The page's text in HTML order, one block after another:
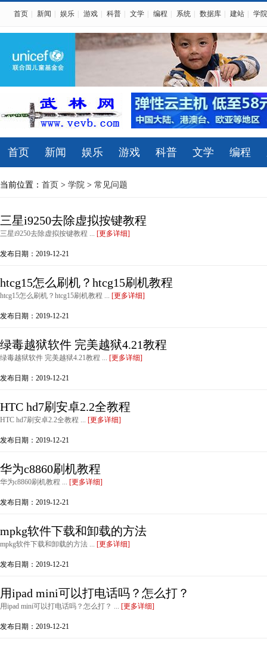
首页 新闻 娱乐 游戏 科普 文学 编程 系统 数据库 建站 学院
首页 新闻 娱乐 游戏 科普 文学 编程
当前位置： 首页 > 学院 > 常见问题
三星i9250去除虚拟按键教程
三星i9250去除虚拟按键教程 ... [更多详细]
发布日期：2019-12-21
htcg15怎么刷机？htcg15刷机教程
htcg15怎么刷机？htcg15刷机教程 ... [更多详细]
发布日期：2019-12-21
绿毒越狱软件 完美越狱4.21教程
绿毒越狱软件 完美越狱4.21教程 ... [更多详细]
发布日期：2019-12-21
HTC hd7刷安卓2.2全教程
HTC hd7刷安卓2.2全教程 ... [更多详细]
发布日期：2019-12-21
华为c8860刷机教程
华为c8860刷机教程 ... [更多详细]
发布日期：2019-12-21
mpkg软件下载和卸载的方法
mpkg软件下载和卸载的方法 ... [更多详细]
发布日期：2019-12-21
用ipad mini可以打电话吗？怎么打？
用ipad mini可以打电话吗？怎么打？ ... [更多详细]
发布日期：2019-12-21